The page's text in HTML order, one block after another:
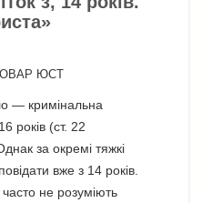
ЮСТ
— кримінальна
років (ст. 22
за окремі тяжкі
вже з 14 років.
не розуміють